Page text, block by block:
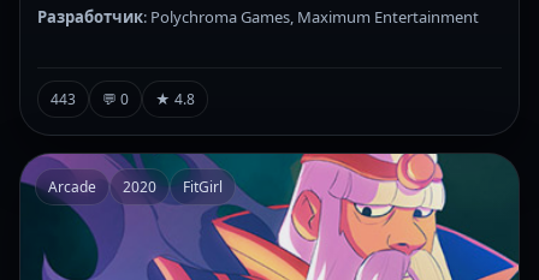
Разработчик: Polychroma Games, Maximum Entertainment
443 💬 0 ★ 4.8
Arcade 2020 FitGirl